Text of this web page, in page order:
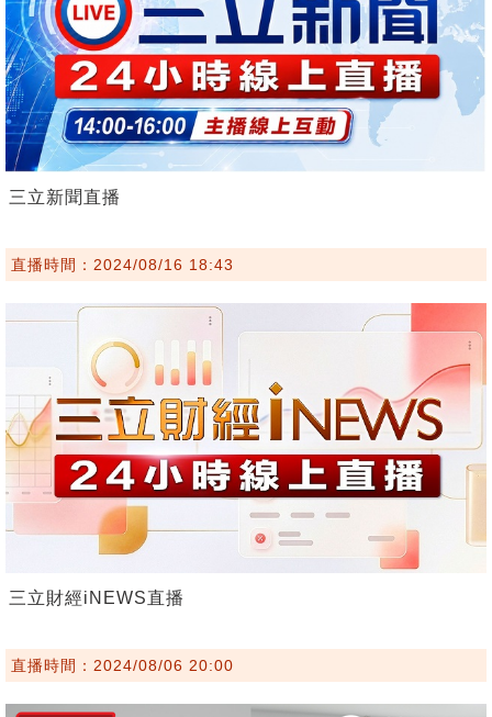
三立新聞直播
直播時間：2024/08/16 18:43
三立財經iNEWS直播
直播時間：2024/08/06 20:00